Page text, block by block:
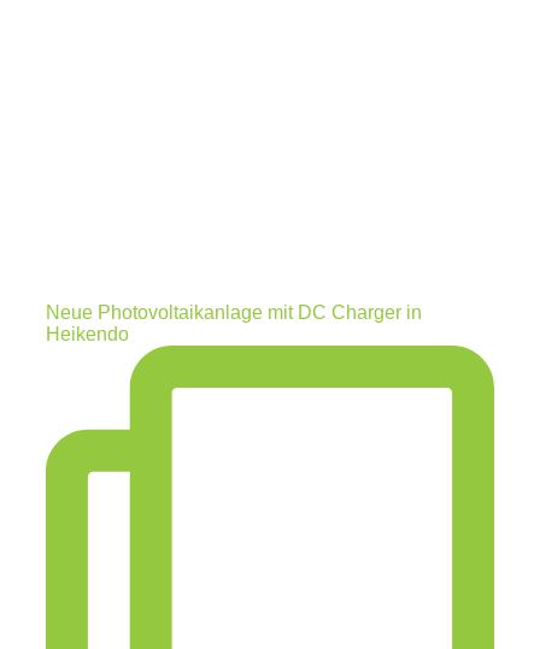
Neue Photovoltaikanlage mit DC Charger in
Heikendo